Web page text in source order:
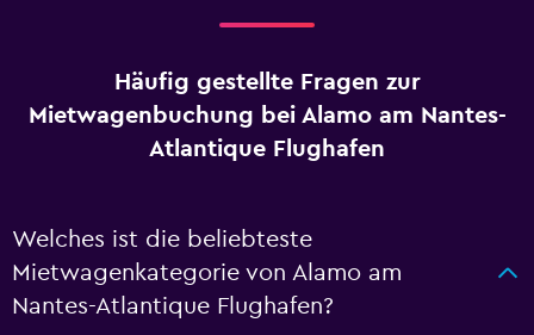
Häufig gestellte Fragen zur
Mietwagenbuchung bei Alamo am Nantes-
Atlantique Flughafen
Welches ist die beliebteste
Mietwagenkategorie von Alamo am
Nantes-Atlantique Flughafen?